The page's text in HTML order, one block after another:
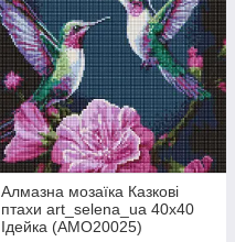
Алмазна мозаїка Казкові
птахи art_selena_ua 40х40
Ідейка (AMO20025)